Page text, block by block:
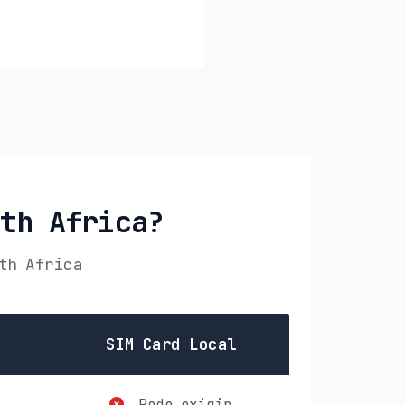
Africa?
Africa
SIM Card Local